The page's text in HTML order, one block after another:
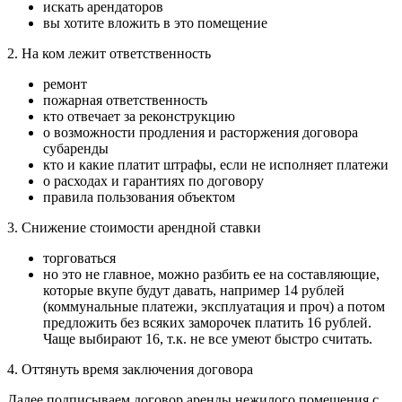
искать арендаторов
вы хотите вложить в это помещение
2. На ком лежит ответственность
ремонт
пожарная ответственность
кто отвечает за реконструкцию
о возможности продления и расторжения договора
субаренды
кто и какие платит штрафы, если не исполняет платежи
о расходах и гарантиях по договору
правила пользования объектом
3. Снижение стоимости арендной ставки
торговаться
но это не главное, можно разбить ее на составляющие,
которые вкупе будут давать, например 14 рублей
(коммунальные платежи, эксплуатация и проч) а потом
предложить без всяких заморочек платить 16 рублей.
Чаще выбирают 16, т.к. не все умеют быстро считать.
4. Оттянуть время заключения договора